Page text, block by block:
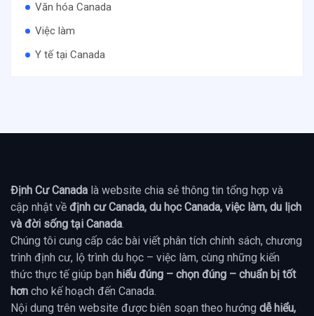
Văn hóa Canada
Việc làm
Y tế tại Canada
Định Cư Canada là website chia sẻ thông tin tổng hợp và
cập nhật về định cư Canada, du học Canada, việc làm, du lịch
và đời sống tại Canada.
Chúng tôi cung cấp các bài viết phân tích chính sách, chương
trình định cư, lộ trình du học – việc làm, cùng những kiến
thức thực tế giúp bạn hiểu đúng – chọn đúng – chuẩn bị tốt
hơn cho kế hoạch đến Canada.
Nội dung trên website được biên soạn theo hướng dễ hiểu,